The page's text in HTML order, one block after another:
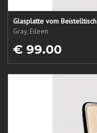
Glasplatte vom Beistelltisch
Gray, Eileen
€ 99.00